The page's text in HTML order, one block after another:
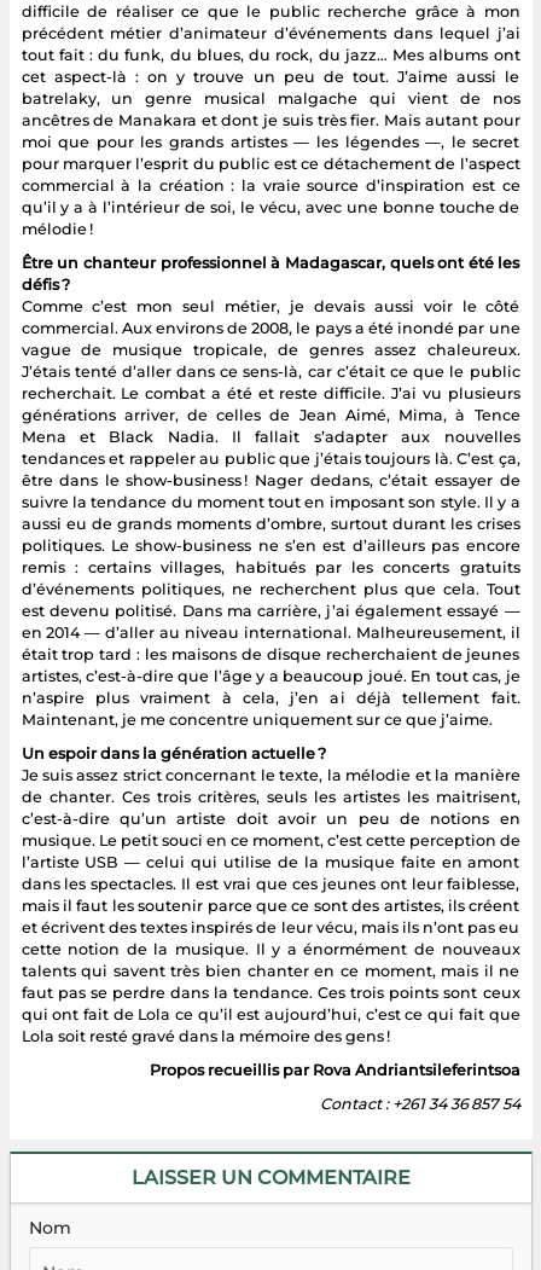
difficile de réaliser ce que le public recherche grâce à mon
précédent métier d’animateur d’événements dans lequel j’ai
tout fait : du funk, du blues, du rock, du jazz… Mes albums ont
cet aspect-là : on y trouve un peu de tout. J’aime aussi le
batrelaky, un genre musical malgache qui vient de nos
ancêtres de Manakara et dont je suis très fier. Mais autant pour
moi que pour les grands artistes — les légendes —, le secret
pour marquer l’esprit du public est ce détachement de l’aspect
commercial à la création : la vraie source d’inspiration est ce
qu’il y a à l’intérieur de soi, le vécu, avec une bonne touche de
mélodie !
Être un chanteur professionnel à Madagascar, quels ont été les
défis ?
Comme c’est mon seul métier, je devais aussi voir le côté
commercial. Aux environs de 2008, le pays a été inondé par une
vague de musique tropicale, de genres assez chaleureux.
J’étais tenté d’aller dans ce sens-là, car c’était ce que le public
recherchait. Le combat a été et reste difficile. J’ai vu plusieurs
générations arriver, de celles de Jean Aimé, Mima, à Tence
Mena et Black Nadia. Il fallait s’adapter aux nouvelles
tendances et rappeler au public que j’étais toujours là. C’est ça,
être dans le show-business ! Nager dedans, c’était essayer de
suivre la tendance du moment tout en imposant son style. Il y a
aussi eu de grands moments d’ombre, surtout durant les crises
politiques. Le show-business ne s’en est d’ailleurs pas encore
remis : certains villages, habitués par les concerts gratuits
d’événements politiques, ne recherchent plus que cela. Tout
est devenu politisé. Dans ma carrière, j’ai également essayé —
en 2014 — d’aller au niveau international. Malheureusement, il
était trop tard : les maisons de disque recherchaient de jeunes
artistes, c’est-à-dire que l’âge y a beaucoup joué. En tout cas, je
n’aspire plus vraiment à cela, j’en ai déjà tellement fait.
Maintenant, je me concentre uniquement sur ce que j’aime.
Un espoir dans la génération actuelle ?
Je suis assez strict concernant le texte, la mélodie et la manière
de chanter. Ces trois critères, seuls les artistes les maitrisent,
c’est-à-dire qu’un artiste doit avoir un peu de notions en
musique. Le petit souci en ce moment, c’est cette perception de
l’artiste USB — celui qui utilise de la musique faite en amont
dans les spectacles. Il est vrai que ces jeunes ont leur faiblesse,
mais il faut les soutenir parce que ce sont des artistes, ils créent
et écrivent des textes inspirés de leur vécu, mais ils n’ont pas eu
cette notion de la musique. Il y a énormément de nouveaux
talents qui savent très bien chanter en ce moment, mais il ne
faut pas se perdre dans la tendance. Ces trois points sont ceux
qui ont fait de Lola ce qu’il est aujourd’hui, c’est ce qui fait que
Lola soit resté gravé dans la mémoire des gens !
Propos recueillis par Rova Andriantsileferintsoa
Contact : +261 34 36 857 54
LAISSER UN COMMENTAIRE
Nom